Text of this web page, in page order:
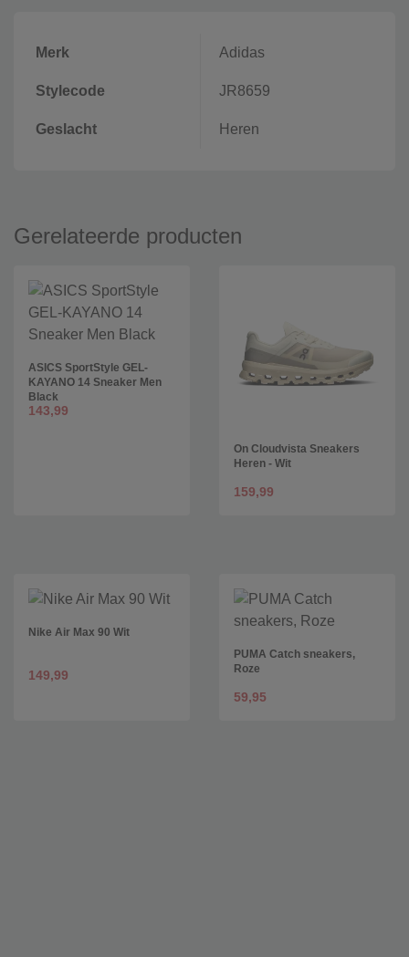
Merk Adidas
Stylecode JR8659
Geslacht Heren
Gerelateerde producten
ASICS SportStyle GEL-
KAYANO 14 Sneaker Men
Black
143,99
On Cloudvista Sneakers
Heren - Wit
159,99
Nike Air Max 90 Wit
149,99
PUMA Catch sneakers,
Roze
59,95